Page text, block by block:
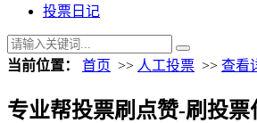
投票日记
当前位置： 首页 >> 人工投票 >> 查看
专业帮投票刷点赞-刷投票